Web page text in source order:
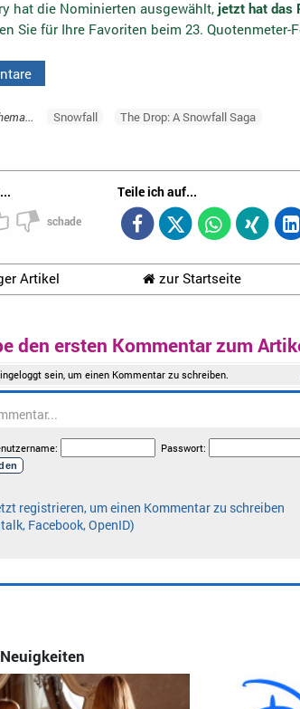
hat die Nominierten ausgewählt, jetzt hat das
Sie für Ihre Favoriten beim 23. Quotenmeter-
Snowfall The Drop: A Snowfall Saga
schade
Teile ich auf...
Artikel zur Startseite
den ersten Kommentar zum